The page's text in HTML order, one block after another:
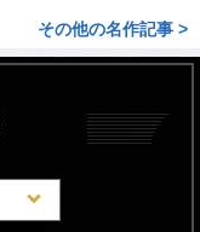
その他の名作記事 >